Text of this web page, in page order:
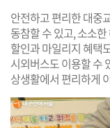
안전하고 편리한 대중
동참할 수 있고, 소소
할인과 마일리지 혜택
시외버스도 이용할 수
상생활에서 편리하게